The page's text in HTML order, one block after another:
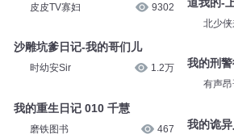
皮皮TV寡妇 9302
沙雕坑爹日记-我的哥们儿
时幼安Sir 1.2万
我的重生日记 010 千慧
磨铁图书 467
北少
我的刑
有声昂
我的诡